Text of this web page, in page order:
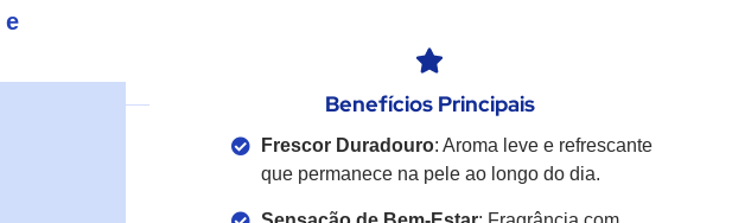
e
Benefícios Principais
Frescor Duradouro: Aroma leve e refrescante
que permanece na pele ao longo do dia.